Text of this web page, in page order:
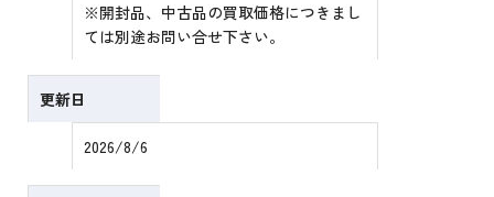
※開封品、中古品の買取価格につきまし
ては別途お問い合せ下さい。
更新日
2026/8/6